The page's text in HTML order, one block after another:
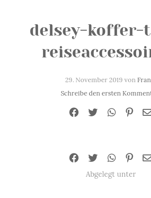
delsey-
29. November 2019 von
Schreibe den ersten
Abgelegt unter